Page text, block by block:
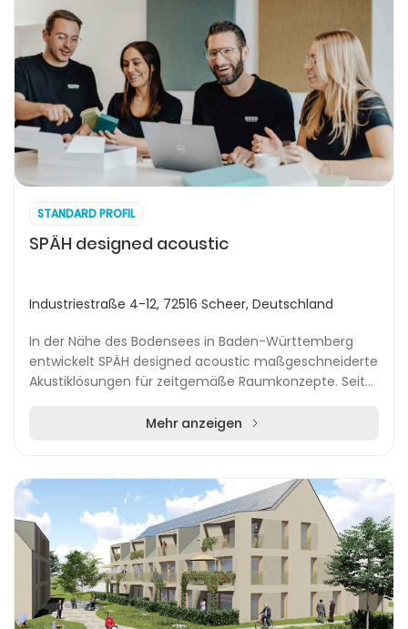
STANDARD PROFIL
SPÄH designed acoustic
Industriestraße 4-12, 72516 Scheer, Deutschland
In der Nähe des Bodensees in Baden-Württemberg
entwickelt SPÄH designed acoustic maßgeschneiderte
Akustiklösungen für zeitgemäße Raumkonzepte. Seit
Mehr anzeigen